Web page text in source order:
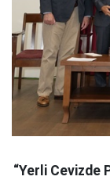
“Yerli Cevizde